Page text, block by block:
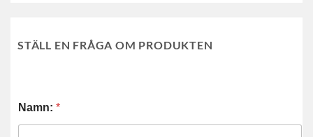
STÄLL EN FRÅGA OM PRODUKTEN
Namn: *